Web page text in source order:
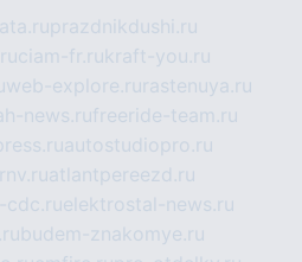
prazdnikdushi.ru
ciam-fr.rukraft-you.ru
web-explore.ru rastenuya.ru
news.rufreeride-team.ru
autostudiopro.ru
atlantpereezd.ru
cdc.ruelektrostal-news.ru
budem-znakomye.ru